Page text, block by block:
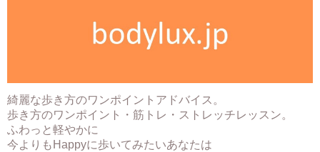
綺麗な歩き方のワンポイントアドバイス。
歩き方のワンポイント・筋トレ・ストレッチレッスン。
ふわっと軽やかに
今よりもHappyに歩いてみたいあなたは